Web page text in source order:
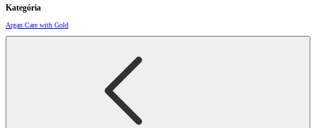
Kategória
Argan Care with Gold